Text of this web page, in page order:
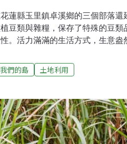
蓮縣玉里鎮卓溪鄉的三個部落還
豆類與雜糧，保存了特殊的豆類
。活力滿滿的生活方式，生意盎
是布農族特有的豆豆田。「迪娜
娜在水稻田邊緣與田埂間的空地
園，布農族語稱為「彼桑拉返」
迪娜的豆豆田：作物種類多、整
，沿線布農族被遷居到平地，卓
類、雜糧、蔬菜，有的種在田邊
我們的島 土地利用